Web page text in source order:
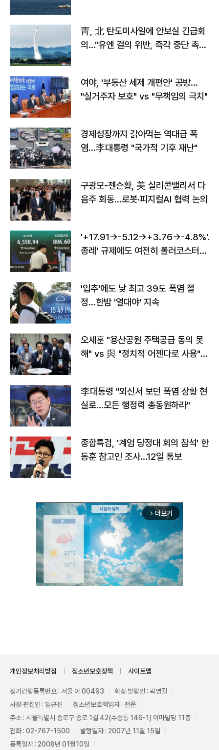
靑, 北 탄도미사일에 안보실 긴급회
의…"유엔 결의 위반, 즉각 중단 촉
여야, '부동산 세제 개편안' 공방…
"실거주자 보호" vs "무책임의 극치"
경제성장까지 갉아먹는 역대급 폭
염…李대통령 "국가적 기후 재난"
구광모-젠슨황, 美 실리콘밸리서 다
음주 회동…로봇·피지컬AI 협력 논의
'+17.91→-5.12→+3.76→-4.8%'…'
종레' 규제에도 여전히 롤러코스터
'입추'에도 낮 최고 39도 폭염 절
정…한밤 '열대야' 지속
오세훈 "용산공원 주택공급 동의 못
해" vs 與 "정치적 어젠다로 사용"
李대통령 "외신서 보던 폭염 상황 현
실로…모든 행정력 총동원하라"
종합특검, '계엄 당정대 회의 참석' 한
동훈 참고인 조사...12일 통보
arrow_forward_ios 더보기
개인정보처리방침 청소년보호정책 사이트맵
정기간행등록번호 : 서울 아 00493
회장·발행인 : 곽영길
사장·편집인 : 임규진
청소년보호책임자 : 전운
주소 : 서울특별시 종로구 종로 1길 42(수송동 146-1) 이마빌딩 11층
전화 : 02-767-1500
발행일자 : 2007년 11월 15일
등록일자 : 2008년 01월10일